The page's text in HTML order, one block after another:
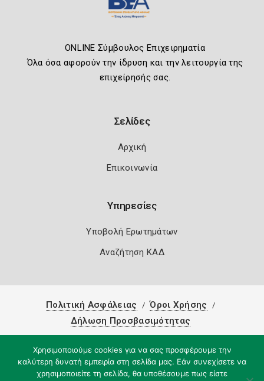
ONLINE Σύμβουλος Επιχειρηματία
Όλα όσα αφορούν την ίδρυση και την λειτουργία της
επιχείρησής σας.
Σελίδες
Αρχική
Επικοινωνία
Υπηρεσίες
Υποβολή Ερωτημάτων
Αναζήτηση ΚΑΔ
Πολιτική Ασφάλειας
Όροι Χρήσης
Δήλωση Προσβασιμότητας
Χρησιμοποιούμε cookies για να σας προσφέρουμε την
καλύτερη δυνατή εμπειρία στη σελίδα μας. Εάν συνεχίσετε να
χρησιμοποιείτε τη σελίδα, θα υποθέσουμε πως είστε